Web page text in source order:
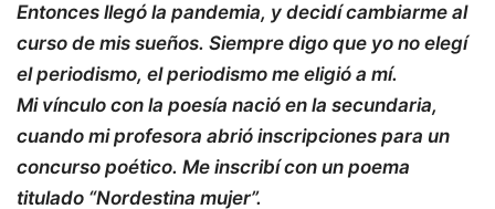
Entonces llegó la pandemia, y decidí cambiarme al
curso de mis sueños. Siempre digo que yo no elegí
el periodismo, el periodismo me eligió a mí.
Mi vínculo con la poesía nació en la secundaria,
cuando mi profesora abrió inscripciones para un
concurso poético. Me inscribí con un poema
titulado “Nordestina mujer”.